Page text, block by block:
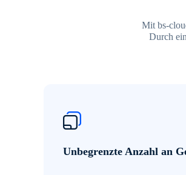
Mit bs-
Durch
Unbegrenzte Anzahl an